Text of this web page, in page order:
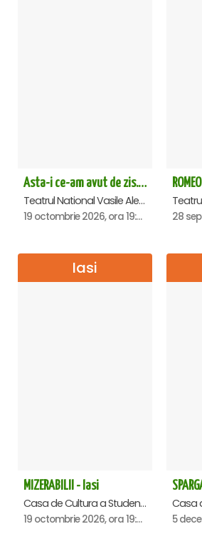
Asta-i ce-am avut de zis... - Horațiu Mălăele & Nicu Alifantis - Iasi
Teatrul National Vasile Alecsandri , Iasi
19 octombrie 2026, ora 19:00
Iasi
MIZERABILII - Iasi
Casa de Cultura a Studentilor , Iasi
19 octombrie 2026, ora 19:00 5